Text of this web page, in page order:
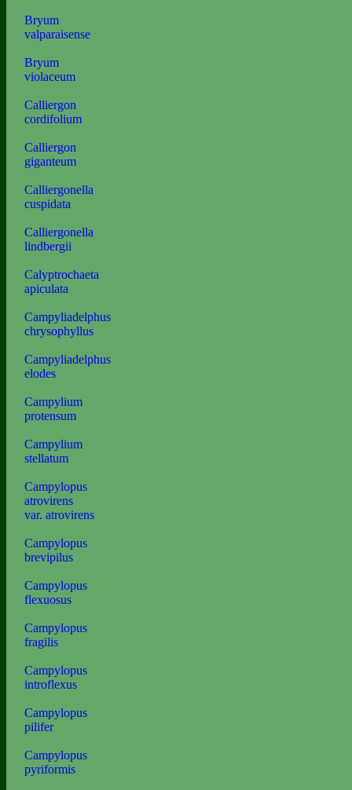
Bryum
valparaisense
Bryum
violaceum
Calliergon
cordifolium
Calliergon
giganteum
Calliergonella
cuspidata
Calliergonella
lindbergii
Calyptrochaeta
apiculata
Campyliadelphus
chrysophyllus
Campyliadelphus
elodes
Campylium
protensum
Campylium
stellatum
Campylopus
atrovirens
var. atrovirens
Campylopus
brevipilus
Campylopus
flexuosus
Campylopus
fragilis
Campylopus
introflexus
Campylopus
pilifer
Campylopus
pyriformis